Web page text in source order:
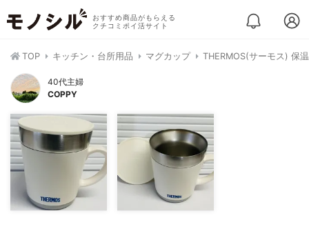
おすすめ商品がもらえる
クチコミポイ活サイト
TOP キッチン・台所用品 マグカップ THERMOS(サーモス) 保
40代主婦
COPPY